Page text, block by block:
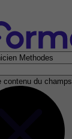
contenu du champs